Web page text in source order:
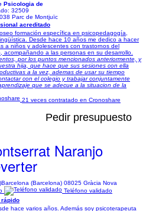
Psicologia de
32509
Parc de Montjuïc
acreditado
formación específica en psicopedagogía,
Desde hace 10 años me dedico a hacer
a niños y adolescentes con trastornos del
acompañando a las personas en su desarrollo.
por los puntos mencionados anteriormente, y
hija, que hace que sus sesiones con ella
a la vez, ademas de usar su tiempo
con el colegio y trabajar conjuntamente
que se adecue a la situacion de la
21 veces contratado en Cronoshare
Pedir presupuesto
Naranjo
Barcelona (Barcelona) 08025 Gràcia Nova
Teléfono validado
rápido
hace varios años. Además soy psicoterapeuta